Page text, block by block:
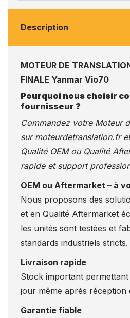
Description
MOTEUR DE
FINALE Yanmar Vio70
Pourquoi nous choisir
fournisseur ?
Commandez votre Moteur
sur moteurdetranslation.fret
Qualité OEM ou Qualité
rapide et support
OEM ou Aftermarket – à
Nous proposons des
et en Qualité Aftermarket
les unités sont testées et
standards industriels stricts.
Livraison rapide
Stock important
jour même après réception
Garantie fiable